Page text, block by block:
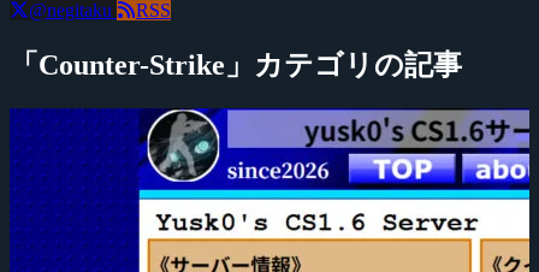
@negitaku RSS
「Counter-Strike」カテゴリの記事